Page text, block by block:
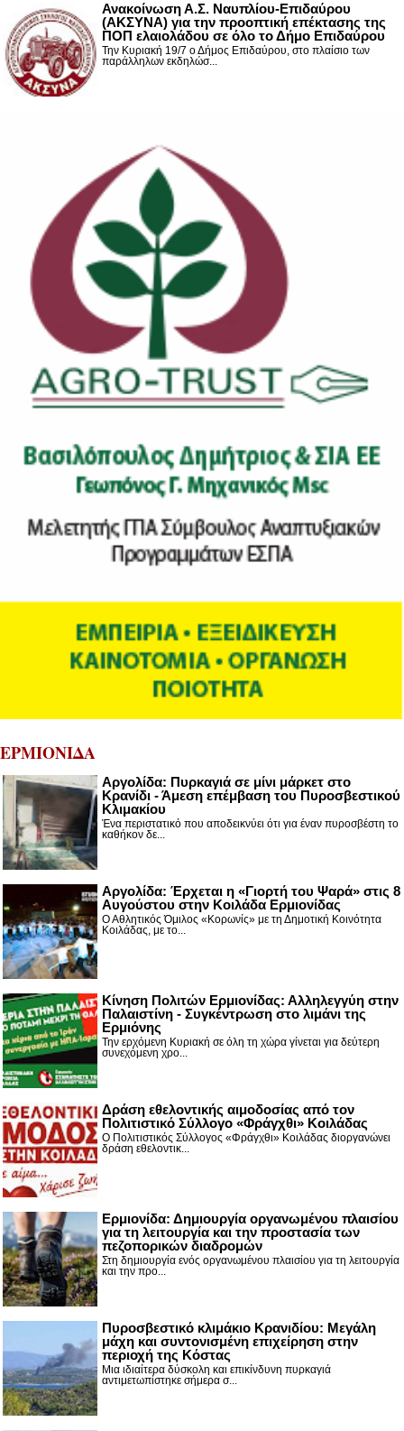
Ανακοίνωση Α.Σ. Ναυπλίου-Επιδαύρου
(ΑΚΣΥΝΑ) για την προοπτική επέκτασης της
ΠΟΠ ελαιολάδου σε όλο το Δήμο Επιδαύρου
Την Κυριακή 19/7 ο Δήμος Επιδαύρου, στο πλαίσιο των
παράλληλων εκδηλώσ...
ΕΡΜΙΟΝΙΔΑ
Αργολίδα: Πυρκαγιά σε μίνι μάρκετ στο
Κρανίδι - Άμεση επέμβαση του Πυροσβεστικού
Κλιμακίου
Ένα περιστατικό που αποδεικνύει ότι για έναν πυροσβέστη το
καθήκον δε...
Αργολίδα: Έρχεται η «Γιορτή του Ψαρά» στις 8
Αυγούστου στην Κοιλάδα Ερμιονίδας
Ο Αθλητικός Όμιλος «Κορωνίς» με τη Δημοτική Κοινότητα
Κοιλάδας, με το...
Κίνηση Πολιτών Ερμιονίδας: Αλληλεγγύη στην
Παλαιστίνη - Συγκέντρωση στο λιμάνι της
Ερμιόνης
Την ερχόμενη Κυριακή σε όλη τη χώρα γίνεται για δεύτερη
συνεχόμενη χρο...
Δράση εθελοντικής αιμοδοσίας από τον
Πολιτιστικό Σύλλογο «Φράγχθι» Κοιλάδας
Ο Πολιτιστικός Σύλλογος «Φράγχθι» Κοιλάδας διοργανώνει
δράση εθελοντικ...
Ερμιονίδα: Δημιουργία οργανωμένου πλαισίου
για τη λειτουργία και την προστασία των
πεζοπορικών διαδρομών
Στη δημιουργία ενός οργανωμένου πλαισίου για τη λειτουργία
και την προ...
Πυροσβεστικό κλιμάκιο Κρανιδίου: Μεγάλη
μάχη και συντονισμένη επιχείρηση στην
περιοχή της Κόστας
Μια ιδιαίτερα δύσκολη και επικίνδυνη πυρκαγιά
αντιμετωπίστηκε σήμερα σ...